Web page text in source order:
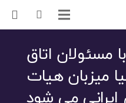
مسئولان اتاق
میزبان هیات
می شود